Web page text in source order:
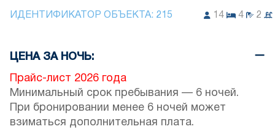
ИДЕНТИФИКАТОР ОБЪЕКТА: 215 14 4 2
ЦЕНА ЗА НОЧЬ:
Прайс-лист 2026 года
Минимальный срок пребывания — 6 ночей.
При бронировании менее 6 ночей может
взиматься дополнительная плата.